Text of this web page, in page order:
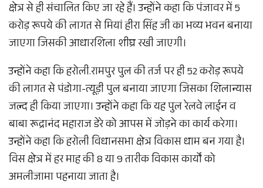
क्षेत्र से ही संचालित किए जा रहे हैं। उन्होंने कहा कि पंजावर में 5
करोड़ रूपये की लागत से मियां हीरा सिंह जी का भव्य भवन बनाया
जाएगा जिसकी आधारशिला शीघ्र रखी जाएगी।
उन्होंने कहा कि हरोली.रामपुर पुल की तर्ज पर ही 52 करोड़ रूपये
की लागत से पंडोगा-त्यूड़ी पुल बनाया जाएगा जिसका शिलान्यास
जल्द ही किया जाएगा। उन्होंने कहा कि यह पुल रेलवे लाईन व
बाबा रूद्रानंद महाराज डेरे को आपस में जोड़ने का कार्य करेगा।
उन्होंने कहा कि हरोली विधानसभा क्षेत्र विकास धाम बन गया है।
विस क्षेत्र में हर माह की 8 या 9 तारीक विकास कार्यों को
अमलीजामा पहनाया जाता है।